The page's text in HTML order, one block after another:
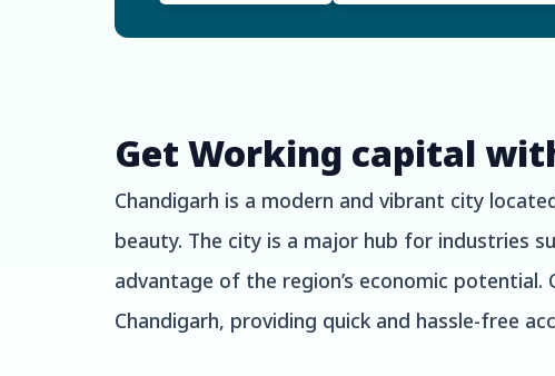
Get Working capital
Chandigarh is a modern and vibrant city
beauty. The city is a major hub for industries
advantage of the region’s economic
Chandigarh, providing quick and hassle-free